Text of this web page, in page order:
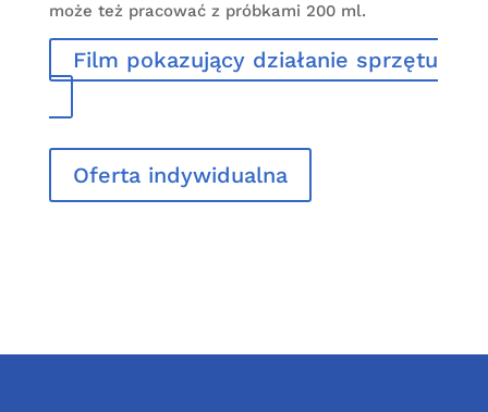
może też pracować z próbkami 200 ml.
Film pokazujący działanie sprzętu
Oferta indywidualna